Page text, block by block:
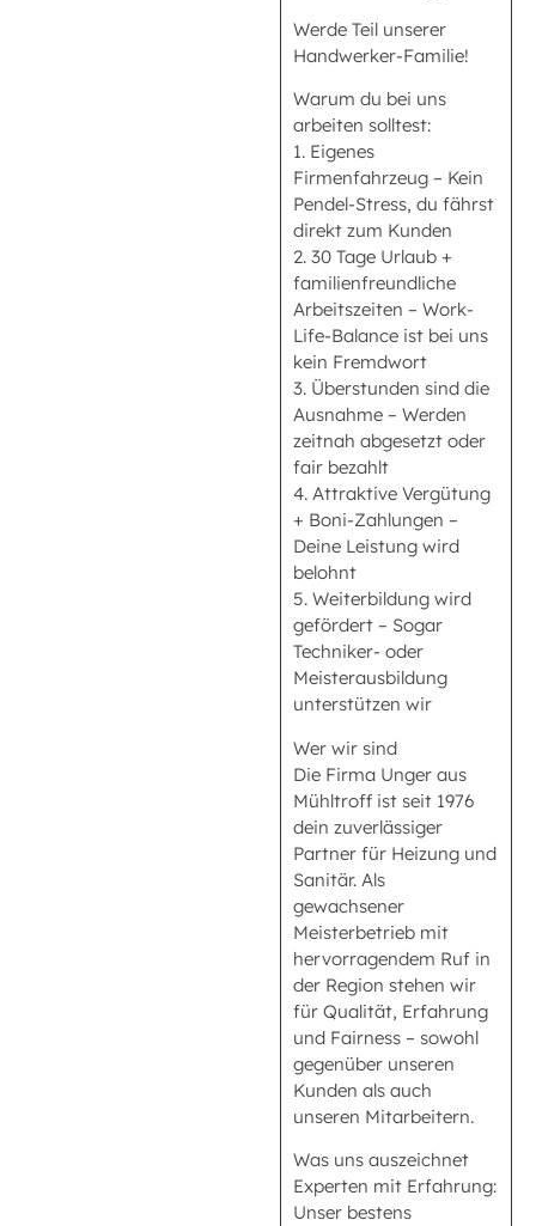
Werde Teil unserer
Handwerker-Familie!
Warum du bei uns
arbeiten solltest:
1. Eigenes
Firmenfahrzeug – Kein
Pendel-Stress, du fährst
direkt zum Kunden
2. 30 Tage Urlaub +
familienfreundliche
Arbeitszeiten – Work-
Life-Balance ist bei uns
kein Fremdwort
3. Überstunden sind die
Ausnahme – Werden
zeitnah abgesetzt oder
fair bezahlt
4. Attraktive Vergütung
+ Boni-Zahlungen –
Deine Leistung wird
belohnt
5. Weiterbildung wird
gefördert – Sogar
Techniker- oder
Meisterausbildung
unterstützen wir
Wer wir sind
Die Firma Unger aus
Mühltroff ist seit 1976
dein zuverlässiger
Partner für Heizung und
Sanitär. Als
gewachsener
Meisterbetrieb mit
hervorragendem Ruf in
der Region stehen wir
für Qualität, Erfahrung
und Fairness – sowohl
gegenüber unseren
Kunden als auch
unseren Mitarbeitern.
Was uns auszeichnet
Experten mit Erfahrung:
Unser bestens